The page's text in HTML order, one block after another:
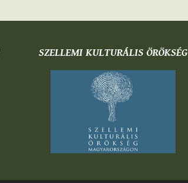
SZELLEMI KULTURÁLIS ÖRÖKSÉG